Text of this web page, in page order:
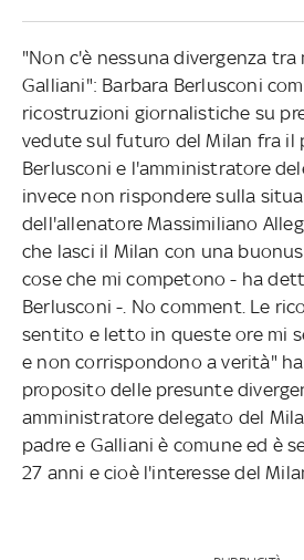
"Non c'è nessuna divergenza tra
Galliani": Barbara Berlusconi
ricostruzioni giornalistiche su
vedute sul futuro del Milan fra il
Berlusconi e l'amministratore
invece non rispondere sulla
dell'allenatore Massimiliano
che lasci il Milan con una
cose che mi competono - ha
Berlusconi -. No comment. Le
sentito e letto in queste ore mi
e non corrispondono a verità"
proposito delle presunte
amministratore delegato del
padre e Galliani è comune ed è
27 anni e cioè l'interesse del